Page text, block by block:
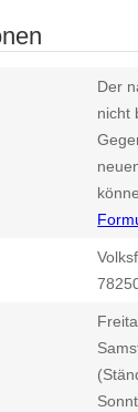
Der
nicht